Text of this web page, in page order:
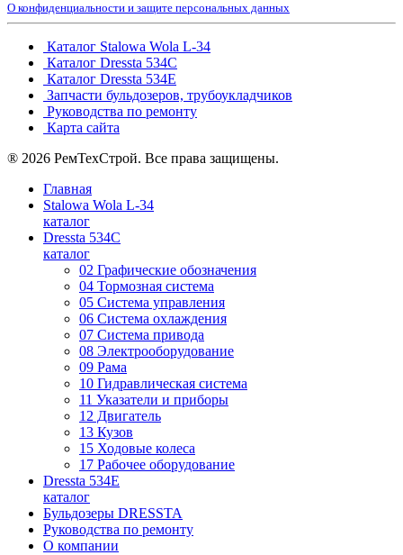
О конфиденциальности и защите персональных данных
Каталог Stalowa Wola L-34
Каталог Dressta 534C
Каталог Dressta 534E
Запчасти бульдозеров, трубоукладчиков
Руководства по ремонту
Карта сайта
® 2026 РемТехСтрой. Все права защищены.
Главная
Stalowa Wola L-34
каталог
Dressta 534C
каталог
02 Графические обозначения
04 Тормозная система
05 Система управления
06 Система охлаждения
07 Система привода
08 Электрооборудование
09 Рама
10 Гидравлическая система
11 Указатели и приборы
12 Двигатель
13 Кузов
15 Ходовые колеса
17 Рабочее оборудование
Dressta 534E
каталог
Бульдозеры DRESSTA
Руководства по ремонту
О компании